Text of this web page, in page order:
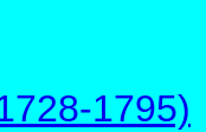
1795)